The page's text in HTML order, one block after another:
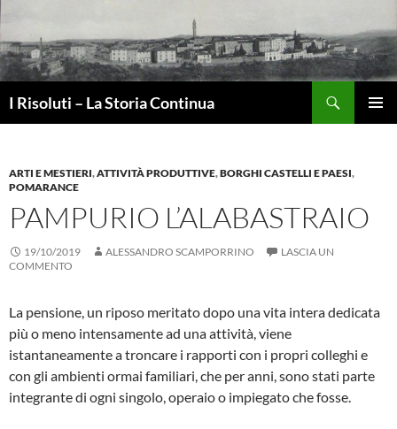
Vai
contenuto
I Risoluti – La Storia Continua
ARTI E MESTIERI,ATTIVITÀ PRODUTTIVE,BORGHI CASTELLI E PAESI,
POMARANCE
PAMPURIO L’ALABASTRAIO
19/10/2019 ALESSANDRO SCAMPORRINO
LASCIA UN
COMMENTO
La pensione, un riposo meritato dopo una vita intera dedicata
più o meno inten­samente ad una attività, viene
istantaneamente a troncare i rapporti con i propri colleghi e
con gli ambienti ormai familia­ri, che per anni, sono stati parte
integran­te di ogni singolo, operaio o impiegato che fosse.